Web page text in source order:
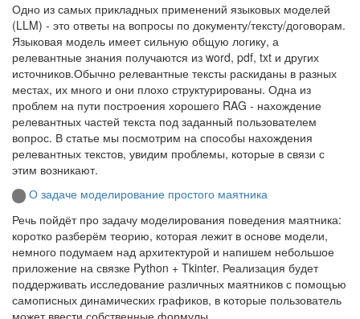
Одно из самых прикладных применений языковых моделей
(LLM) - это ответы на вопросы по документу/тексту/договорам.
Языковая модель имеет сильную общую логику, а
релевантные знания получаются из word, pdf, txt и других
источников.Обычно релевантные тексты раскиданы в разных
местах, их много и они плохо структурированы. Одна из
проблем на пути построения хорошего RAG - нахождение
релевантных частей текста под заданный пользователем
вопрос. В статье мы посмотрим на способы нахождения
релевантных текстов, увидим проблемы, которые в связи с
этим возникают.
О задаче моделирование простого маятника
Речь пойдёт про задачу моделирования поведения маятника:
коротко разберём теорию, которая лежит в основе модели,
немного подумаем над архитектурой и напишем небольшое
приложение на связке Python + Tkinter. Реализация будет
поддерживать исследование различных маятников с помощью
самописных динамических графиков, в которые пользователь
может ввести собственные формулы.